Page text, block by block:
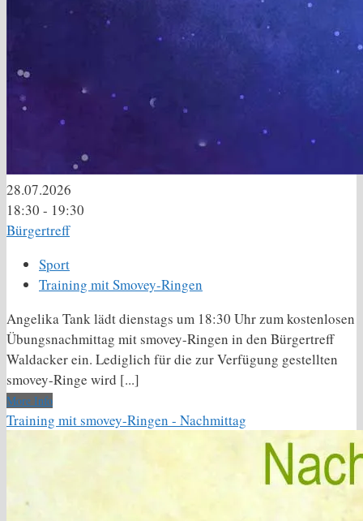
28.07.2026
18:30 - 19:30
Bürgertreff
Sport
Training mit Smovey-Ringen
Angelika Tank lädt dienstags um 18:30 Uhr zum kostenlosen
Übungsnachmittag mit smovey-Ringen in den Bürgertreff
Waldacker ein. Lediglich für die zur Verfügung gestellten
smovey-Ringe wird [...]
More Info
Training mit smovey-Ringen - Nachmittag